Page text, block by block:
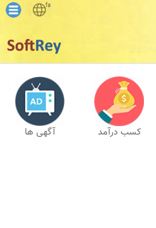
fa
کسب درآمد آگهی ها